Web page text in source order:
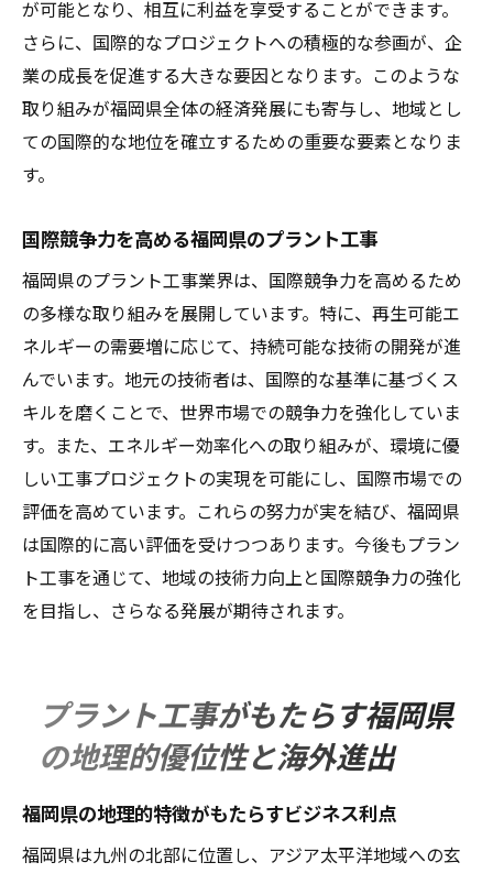
アジア市場へのアクセスを最大限に活かす
戦略
福岡県のプラント工事がアジアで果たす役
割
アジア市場における福岡県の競争優位性
福岡県の企業が切り拓くアジア市場の未来
福岡県のプラント工事が築く持続可能な未来
持続可能な社会を目指したプラント工事の
貢献
環境に優しいプラント工事の取り組み
地域資源を活用した持続可能な開発
気候変動への対応とプラント工事の役割
次世代への責任を果たすプラント工事の意
義
持続可能な未来を築くための福岡県の戦略
が可能となり、相互に利益を享受することができます。
さらに、国際的なプロジェクトへの積極的な参画が、企
業の成長を促進する大きな要因となります。このような
取り組みが福岡県全体の経済発展にも寄与し、地域とし
ての国際的な地位を確立するための重要な要素となりま
す。
国際競争力を高める福岡県のプラント工事
福岡県のプラント工事業界は、国際競争力を高めるため
の多様な取り組みを展開しています。特に、再生可能エ
ネルギーの需要増に応じて、持続可能な技術の開発が進
んでいます。地元の技術者は、国際的な基準に基づくス
キルを磨くことで、世界市場での競争力を強化していま
す。また、エネルギー効率化への取り組みが、環境に優
しい工事プロジェクトの実現を可能にし、国際市場での
評価を高めています。これらの努力が実を結び、福岡県
は国際的に高い評価を受けつつあります。今後もプラン
ト工事を通じて、地域の技術力向上と国際競争力の強化
を目指し、さらなる発展が期待されます。
プラント工事がもたらす福岡県
の地理的優位性と海外進出
福岡県の地理的特徴がもたらすビジネス利点
福岡県は九州の北部に位置し、アジア太平洋地域への玄